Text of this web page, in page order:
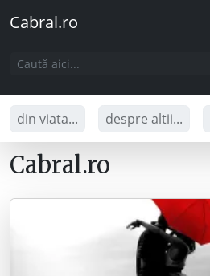
Cabral.ro
din viata... despre altii...
Cabral.ro